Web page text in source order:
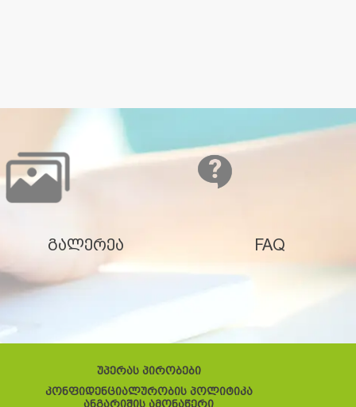
გალერეა FAQ
უპერას პირობები
კონფიდენციალურობის პოლიტიკა
ანგარიშის ამონაწერი